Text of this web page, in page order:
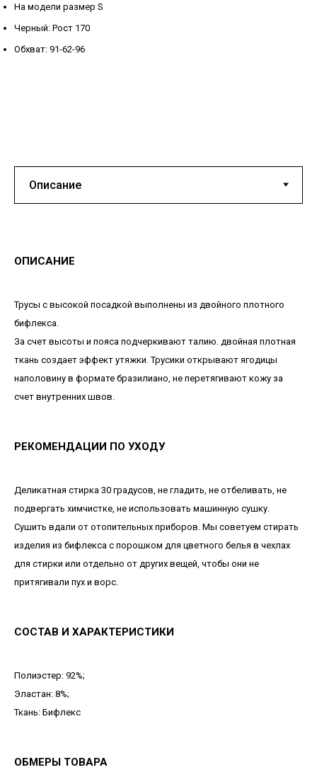
На модели размер S
Черный: Рост 170
Обхват: 91-62-96
ОПИСАНИЕ
Трусы с высокой посадкой выполнены из двойного плотного
бифлекса.
За счет высоты и пояса подчеркивают талию. двойная плотная
ткань создает эффект утяжки. Трусики открывают ягодицы
наполовину в формате бразилиано, не перетягивают кожу за
счет внутренних швов.
РЕКОМЕНДАЦИИ ПО УХОДУ
Деликатная стирка 30 градусов, не гладить, не отбеливать, не
подвергать химчистке, не использовать машинную сушку.
Сушить вдали от отопительных приборов. Мы советуем стирать
изделия из бифлекса с порошком для цветного белья в чехлах
для стирки или отдельно от других вещей, чтобы они не
притягивали пух и ворс.
СОСТАВ И ХАРАКТЕРИСТИКИ
Полиэстер: 92%;
Эластан: 8%;
Ткань: Бифлекс
ОБМЕРЫ ТОВАРА